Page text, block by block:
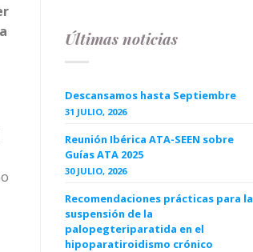
Últimas noticias
Descansamos hasta Septiembre
31 JULIO, 2026
Reunión Ibérica ATA-SEEN sobre
Guías ATA 2025
30 JULIO, 2026
Recomendaciones prácticas para la
suspensión de la
palopegteriparatida en el
hipoparatiroidismo crónico